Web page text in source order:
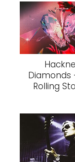
Diamonds
Rolling